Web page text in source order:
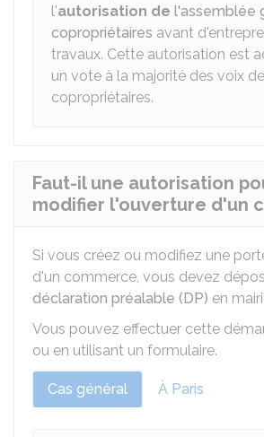
l'autorisation de l'assemblée
copropriétaires avant
travaux. Cette autorisation est
un vote à la majorité des voix
copropriétaires.
Faut-il une autorisation
modifier l'ouverture d'un
Si vous créez ou modifiez une
d'un commerce, vous devez
déclaration préalable (DP) en
Vous pouvez effectuer cette
ou en utilisant un formulaire.
Cas général À Paris